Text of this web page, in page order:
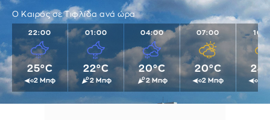
Ο Καιρός σε Τιφλίδα ανά ώρα
22:00
25°C
2 Μπφ
01:00
22°C
2 Μπφ
04:00
20°C
2 Μπφ
07:00
20°C
2 Μπφ